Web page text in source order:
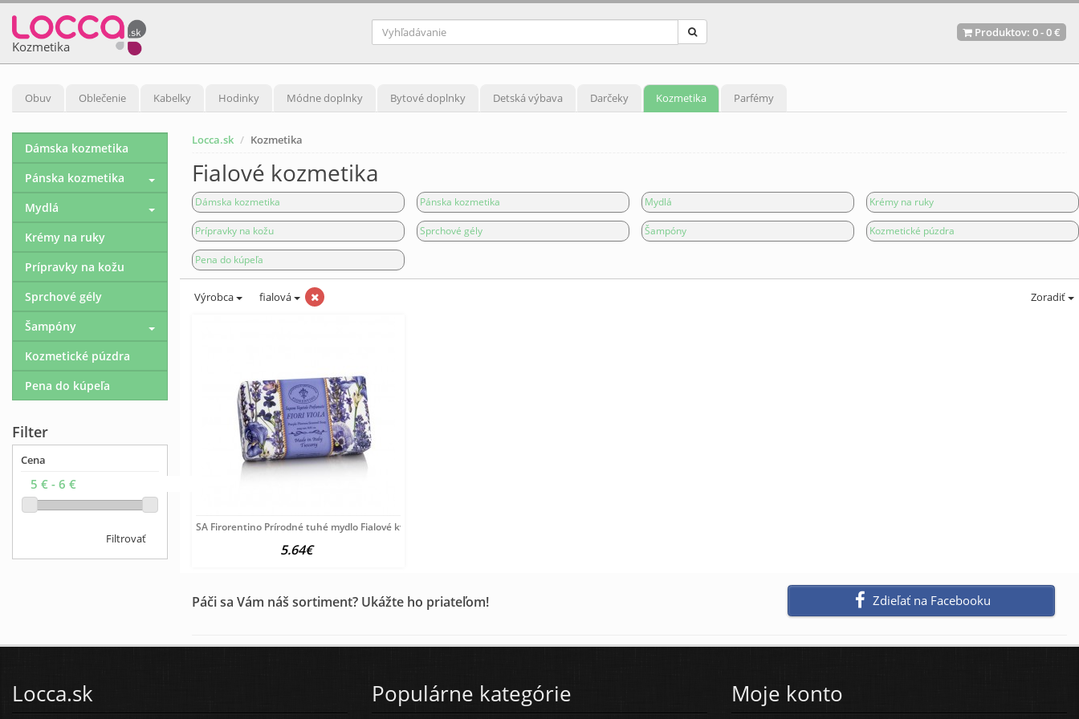
Kozmetika
Produktov: 0-0 €
Obuv Oblečenie Kabelky Hodinky Módne doplnky Bytové doplnky Detská výbava Darčeky Kozmetika Parfémy
Locca.sk Kozmetika
Fialové kozmetika
Dámska kozmetika Pánska kozmetika Mydlá Krémy na ruky
Prípravky na kožu Sprchové gély Šampóny Kozmetické púzdra
Pena do kúpeľa
Výrobca fialová Zoradiť
SA Firorentino Prírodné tuhé mydlo Fialové kvety 250
5.64€
Páči sa Vám náš sortiment? Ukážte ho priateľom! Zdieľať na Facebooku
Dámska kozmetika
Pánska kozmetika
Mydlá
Krémy na ruky
Prípravky na kožu
Sprchové gély
Šampóny
Kozmetické púzdra
Pena do kúpeľa
Filter
Cena
Filtrovať
Locca.sk Populárne kategórie Moje konto